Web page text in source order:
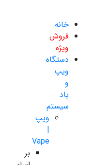
خانه
فروش
ویژه
دستگاه
ویپ
و
پاد
سیستم
ویپ
|
Vape
بر